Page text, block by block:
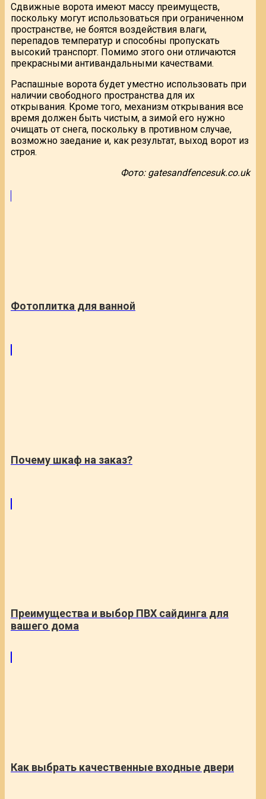
Сдвижные ворота имеют массу преимуществ,
поскольку могут использоваться при ограниченном
пространстве, не боятся воздействия влаги,
перепадов температур и способны пропускать
высокий транспорт. Помимо этого они отличаются
прекрасными антивандальными качествами.
Распашные ворота будет уместно использовать при
наличии свободного пространства для их
открывания. Кроме того, механизм открывания все
время должен быть чистым, а зимой его нужно
очищать от снега, поскольку в противном случае,
возможно заедание и, как результат, выход ворот из
строя.
Фото: gatesandfencesuk.co.uk
Фотоплитка для ванной
Почему шкаф на заказ?
Преимущества и выбор ПВХ сайдинга для
вашего дома
Как выбрать качественные входные двери